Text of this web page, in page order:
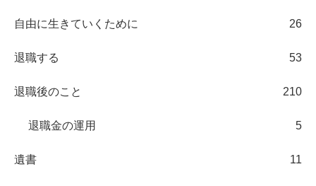
自由に生きていくために 26
退職する 53
退職後のこと 210
退職金の運用 5
遺書 11